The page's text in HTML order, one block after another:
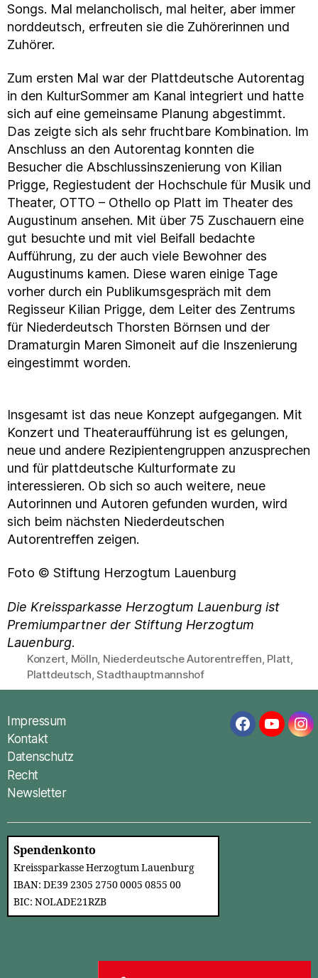
Songs. Mal melancholisch, mal heiter, aber immer
norddeutsch, erfreuten sie die Zuhörerinnen und
Zuhörer.
Zum ersten Mal war der Plattdeutsche Autorentag
in den KulturSommer am Kanal integriert und hatte
sich auf eine gemeinsame Planung abgestimmt.
Das zeigte sich als sehr fruchtbare Kombination. Im
Anschluss an den Autorentag konnten die
Besucher die Abschlussinszenierung von Kilian
Prigge, Regiestudent der Hochschule für Musik und
Theater, OTTO – Othello op Platt im Theater des
Augustinum ansehen. Mit über 75 Zuschauern eine
gut besuchte und mit viel Beifall bedachte
Aufführung, zu der auch viele Bewohner des
Augustinums kamen. Diese waren einige Tage
vorher durch ein Publikumsgespräch mit dem
Regisseur Kilian Prigge, dem Leiter des Zentrums
für Niederdeutsch Thorsten Börnsen und der
Dramaturgin Maren Simoneit auf die Inszenierung
eingestimmt worden.
Insgesamt ist das neue Konzept aufgegangen. Mit
Konzert und Theateraufführung ist es gelungen,
neue und andere Rezipientengruppen anzusprechen
und für plattdeutsche Kulturformate zu
interessieren. Ob sich so auch weitere, neue
Autorinnen und Autoren gefunden wurden, wird
sich beim nächsten Niederdeutschen
Autorentreffen zeigen.
Foto © Stiftung Herzogtum Lauenburg
Die Kreissparkasse Herzogtum Lauenburg ist
Premiumpartner der Stiftung Herzogtum
Lauenburg.
Schlagwörter
Konzert Mölln Niederdeutsche Autorentreffen Platt,
Plattdeutsch ,Stadthauptmannshof
Impressum
Kontakt
Datenschutz
Recht
Newsletter
Facebook
Spendenkonto
Kreissparkasse Herzogtum Lauenburg
IBAN: DE39 2305 2750 0005 0855 00
BIC: NOLADE21RZB